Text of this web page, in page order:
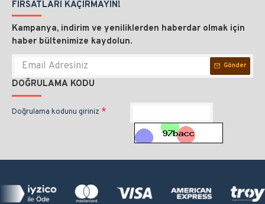
FIRSATLARI KAÇIRMAYIN!
Kampanya, indirim ve yeniliklerden haberdar olmak için
haber bültenimize kaydolun.
Gönder
DOĞRULAMA KODU
Doğrulama kodunu giriniz